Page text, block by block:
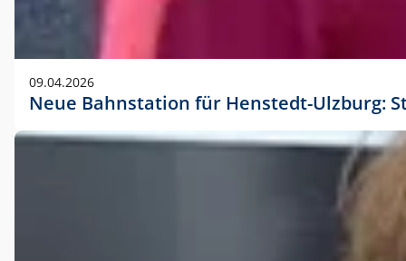
09.04.2026
Neue Bahnstation für Henstedt-Ulzburg: